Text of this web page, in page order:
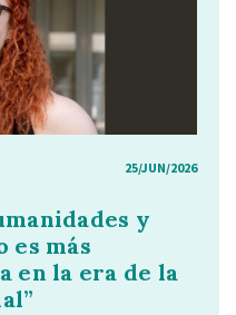
25/JUN/2026
y
es más
en la era de la